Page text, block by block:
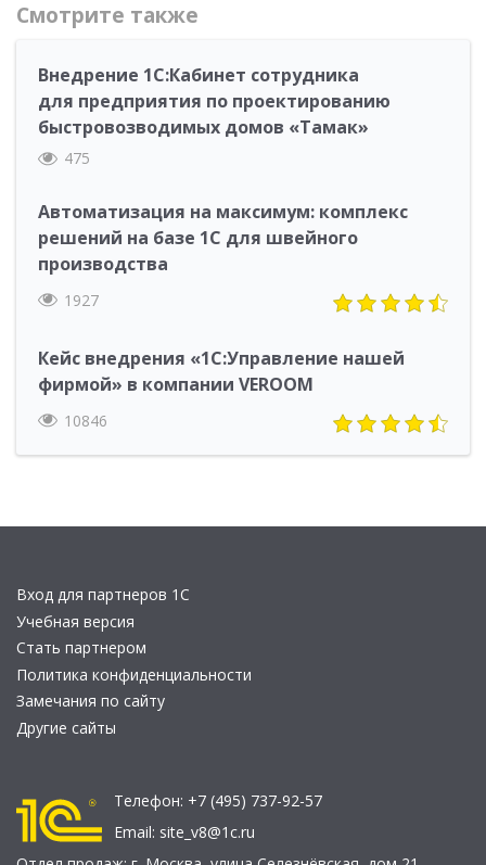
Смотрите также
Внедрение 1С:Кабинет сотрудника
для предприятия по проектированию
быстровозводимых домов «Тамак»
475
Автоматизация на максимум: комплекс
решений на базе 1С для швейного
производства
1927
Кейс внедрения «1С:Управление нашей
фирмой» в компании VEROOM
10846
Вход для партнеров 1С
Учебная версия
Стать партнером
Политика конфиденциальности
Замечания по сайту
Другие сайты
Телефон: +7 (495) 737-92-57
Email: site_v8@1c.ru